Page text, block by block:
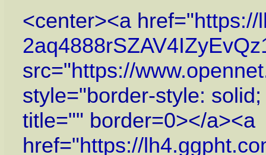
<center><a href="https://
src="https://
style="border-style:
title="" border=0></a><a
href="https://